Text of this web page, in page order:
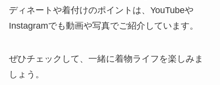
ディネートや着付けのポイントは、YouTubeや
Instagramでも動画や写真でご紹介しています。
ぜひチェックして、一緒に着物ライフを楽しみま
しょう。